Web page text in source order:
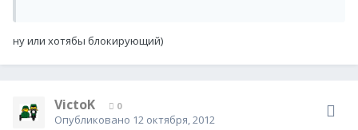
ну или хотябы блокирующий)
VictoK 0
Опубликовано 12 октября, 2012